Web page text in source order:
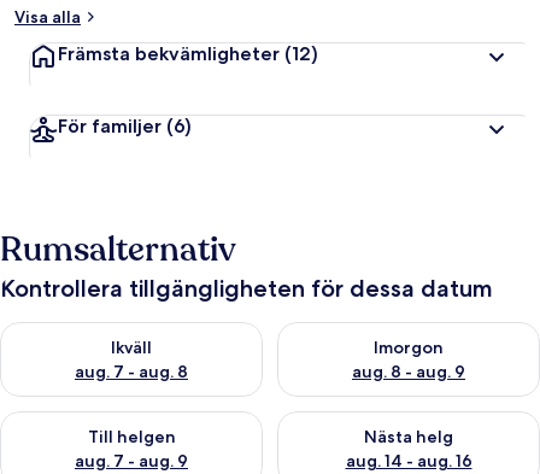
Visa alla
Främsta bekvämligheter (12)
För familjer (6)
Rumsalternativ
Kontrollera tillgängligheten för dessa datum
Ikväll
aug. 7 - aug. 8
Kontrollera tillgängligheten för ikväll aug. 7 - aug. 8
Imorgon
aug. 8 - aug. 9
Kontrollera tillgängligheten
Till helgen
aug. 7 - aug. 9
Kontrollera tillgängligheten för den här helgen aug. 7 - aug. 9
Nästa helg
aug. 14 - aug. 16
Kontrollera tillgängligheten